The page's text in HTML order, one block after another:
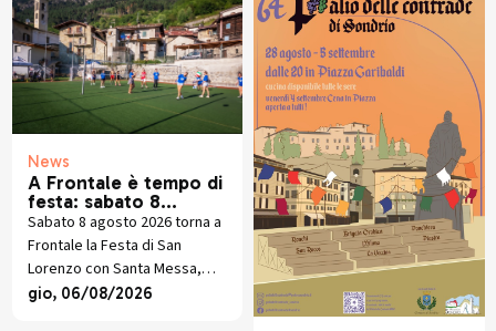
News
A Frontale è tempo di
festa: sabato 8
agosto torna la
tradizionale festa
patronale di San
Lorenzo
Sabato 8 agosto 2026 torna a
Frontale la Festa di San
Lorenzo con Santa Messa,
torneo di pallavolo, cucina
gio, 06/08/2026